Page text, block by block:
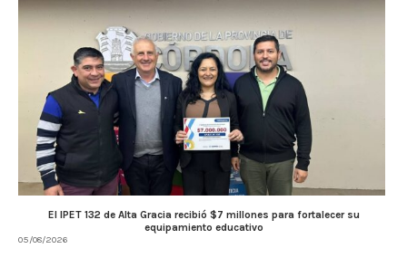
El IPET 132 de Alta Gracia recibió $7 millones para fortalecer su
equipamiento educativo
05/08/2026